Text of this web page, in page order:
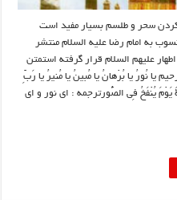
کردن سحر و طلسم بسیار مفید است
به امام رضا علیه السلام منتشر
علیهم السلام قرار گرفته استمتن
یا نُورُ یا بُرْهانُ یا مُبینُ یا مُنیرُ یا رَبِّ
یَوْمَ یُنْفَخُ فِى الصُّورترجمه : اى نور و اى